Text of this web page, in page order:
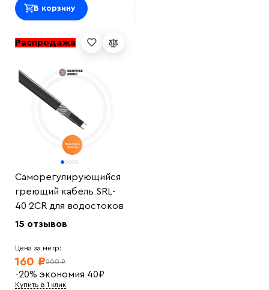
В корзину
Распродажа
Саморегулирующийся
греющий кабель SRL-
40 2CR для водостоков
15 отзывов
Цена за метр:
200 ₽
160 ₽
-20% экономия 40₽
Купить в 1 клик